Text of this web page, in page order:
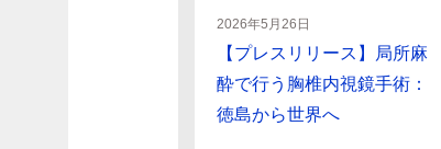
2026年5月26日
【プレスリリース】局所麻
酔で行う胸椎内視鏡手術：
徳島から世界へ